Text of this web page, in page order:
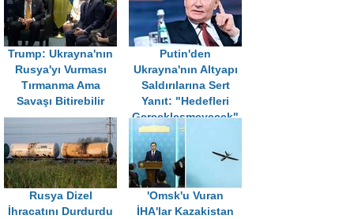
Trump: Ukrayna'nın
Rusya'yı Vurması
Tırmanma Ama
Savaşı Bitirebilir
Putin'den
Ukrayna'nın Altyapı
Saldırılarına Sert
Yanıt: "Hedefleri
Gerçekleşmeyecek"
Rusya Dizel
İhracatını Durdurdu
'Omsk'u Vuran
İHA'lar Kazakistan